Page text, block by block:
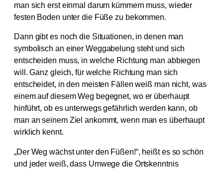
man sich erst einmal darum kümmern muss, wieder
festen Boden unter die Füße zu bekommen.
Dann gibt es noch die Situationen, in denen man
symbolisch an einer Weggabelung steht und sich
entscheiden muss, in welche Richtung man abbiegen
will. Ganz gleich, für welche Richtung man sich
entscheidet, in den meisten Fällen weiß man nicht, was
einem auf diesem Weg begegnet, wo er überhaupt
hinführt, ob es unterwegs gefährlich werden kann, ob
man an seinem Ziel ankommt, wenn man es überhaupt
wirklich kennt.
„Der Weg wächst unter den Füßen!“, heißt es so schön
und jeder weiß, dass Umwege die Ortskenntnis